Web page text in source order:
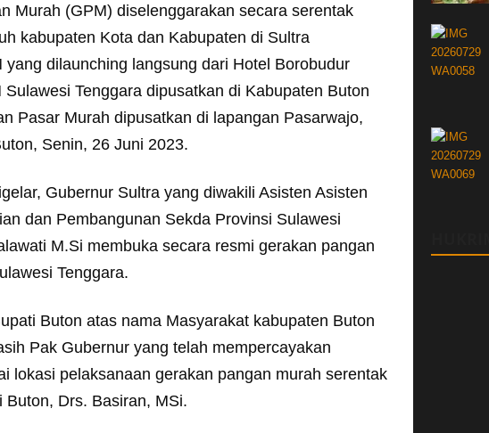
Murah (GPM) diselenggarakan secara serentak
kabupaten Kota dan Kabupaten di Sultra
yang dilaunching langsung dari Hotel Borobudur
Tenggara dipusatkan di Kabupaten Buton
Pasar Murah dipusatkan di lapangan Pasarwajo,
Senin, 26 Juni 2023.
Gubernur Sultra yang diwakili Asisten Asisten
dan Pembangunan Sekda Provinsi Sulawesi
M.Si membuka secara resmi gerakan pangan
Tenggara.
Buton atas nama Masyarakat kabupaten Buton
Pak Gubernur yang telah mempercayakan
lokasi pelaksanaan gerakan pangan murah serentak
Buton, Drs. Basiran, MSi.